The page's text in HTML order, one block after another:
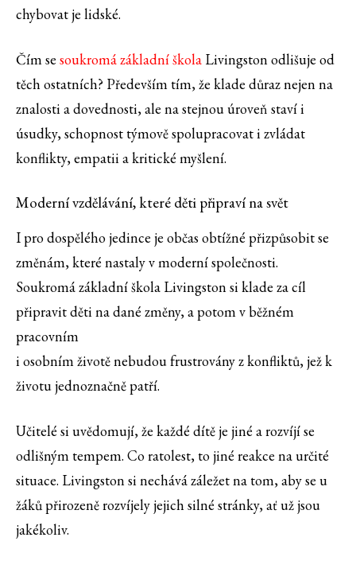
chybovat je lidské.
Čím se soukromá základní škola Livingston odlišuje od
těch ostatních? Především tím, že klade důraz nejen na
znalosti a dovednosti, ale na stejnou úroveň staví i
úsudky, schopnost týmově spolupracovat i zvládat
konflikty, empatii a kritické myšlení.
Moderní vzdělávání, které děti připraví na svět
I pro dospělého jedince je občas obtížné přizpůsobit se
změnám, které nastaly v moderní společnosti.
Soukromá základní škola Livingston si klade za cíl
připravit děti na dané změny, a potom v běžném
pracovním
i osobním životě nebudou frustrovány z konfliktů, jež k
životu jednoznačně patří.
Učitelé si uvědomují, že každé dítě je jiné a rozvíjí se
odlišným tempem. Co ratolest, to jiné reakce na určité
situace. Livingston si nechává záležet na tom, aby se u
žáků přirozeně rozvíjely jejich silné stránky, ať už jsou
jakékoliv.